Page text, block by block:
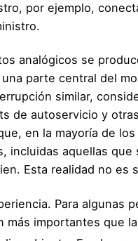
por ejemplo,
analógicos se
parte central del
similar,
de autoservicio y
en la mayoría de
incluidas aquellas que
Esta realidad no es
Para algunas
más importantes que